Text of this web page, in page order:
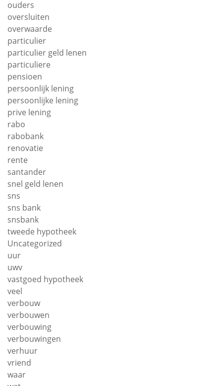
ouders
oversluiten
overwaarde
particulier
particulier geld lenen
particuliere
pensioen
persoonlijk lening
persoonlijke lening
prive lening
rabo
rabobank
renovatie
rente
santander
snel geld lenen
sns
sns bank
snsbank
tweede hypotheek
Uncategorized
uur
uwv
vastgoed hypotheek
veel
verbouw
verbouwen
verbouwing
verbouwingen
verhuur
vriend
waar